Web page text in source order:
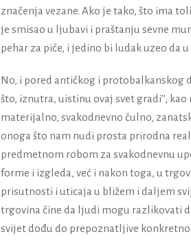
značenja vezane. Ako je tako, što ima
je smisao u ljubavi i praštanju sevne
pehar za piće, i jedino bi ludak uzeo da u
No, i pored antičkog i protobalkanskog
što, iznutra, uistinu ovaj svet gradi’’,
materijalno, svakodnevno čulno,
onoga što nam nudi prosta prirodna
predmetnom robom za svakodnevnu
forme i izgleda, već i nakon toga, u
prisutnosti i uticaja u bližem i daljem
trgovina čine da ljudi mogu razlikovati
svijet dođu do prepoznatljive